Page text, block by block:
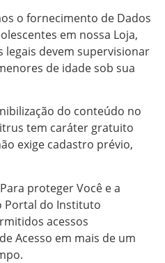
o fornecimento de Dados
em nossa Loja,
legais devem supervisionar
de idade sob sua
do conteúdo no
tem caráter gratuito
exige cadastro prévio,
Para proteger Você e a
Portal do Instituto
acessos
Acesso em mais de um